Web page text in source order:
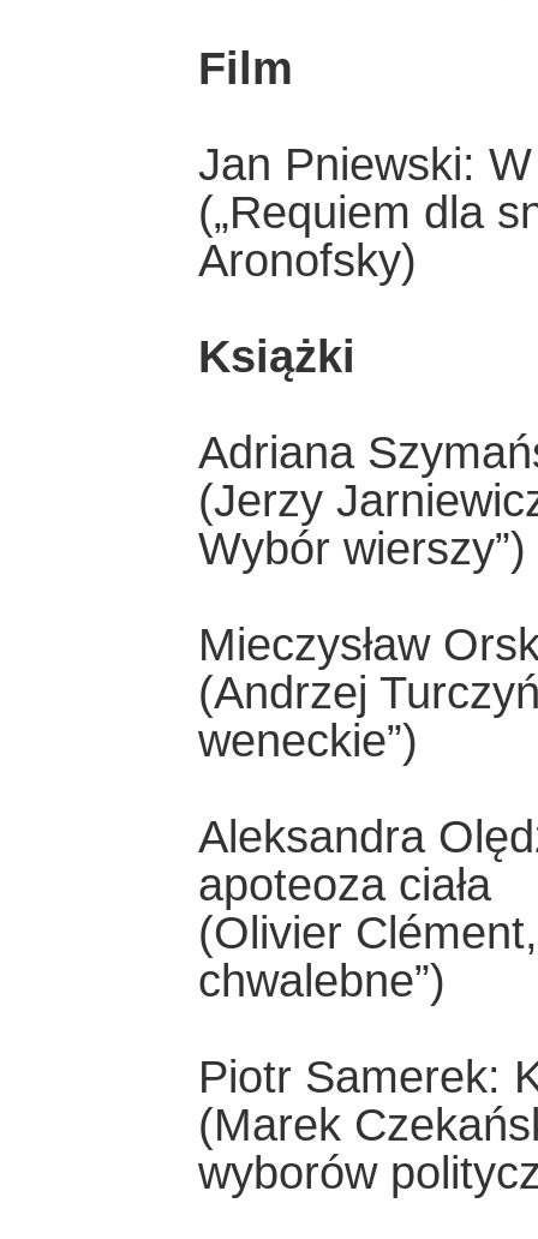
Film
Jan Pniewski:
(„Requiem dla
Aronofsky)
Książki
Adriana
(Jerzy
Wybór wierszy”)
Mieczysław
(Andrzej
weneckie”)
Aleksandra
apoteoza ciała
(Olivier
chwalebne”)
Piotr Samerek:
(Marek
wyborów